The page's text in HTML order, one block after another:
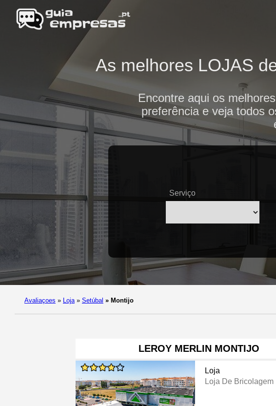
As melhores LOJAS
Encontre aqui os
preferência e veja todos
Serviço
Avaliaçoes » Loja » Setúbal » Montijo
LEROY MERLIN MONTIJO
Loja
Loja De Bricolagem